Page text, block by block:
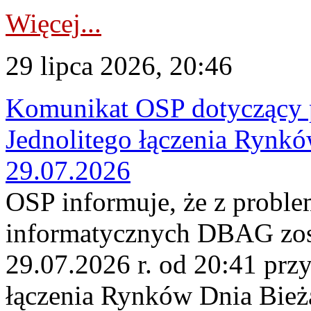
Więcej...
29 lipca 2026, 20:46
Komunikat OSP
Jednolitego łączenia
29.07.2026
OSP informuje, że z
informatycznych DBAG
29.07.2026 r. od 20:41
łączenia Rynków Dnia